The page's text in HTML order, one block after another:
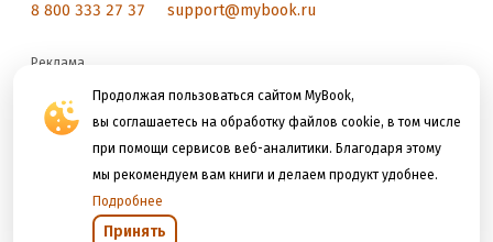
Продолжая пользоваться сайтом MyBook,
вы соглашаетесь на обработку файлов cookie, в том числе
при помощи сервисов веб-аналитики. Благодаря этому
мы рекомендуем вам книги и делаем продукт удобнее.
Подробнее
Принять
8 800 333 27 37 support@mybook.ru
Реклама
reklama@litres.ru
Мы принимаем к оплате